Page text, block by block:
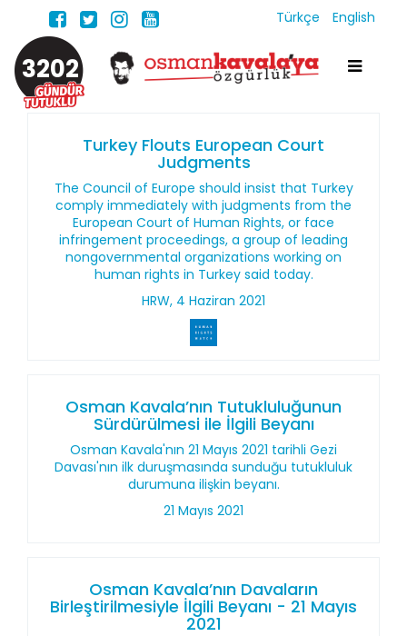
Türkçe English
3202
Turkey Flouts European Court
Judgments
The Council of Europe should insist that Turkey
comply immediately with judgments from the
European Court of Human Rights, or face
infringement proceedings, a group of leading
nongovernmental organizations working on
human rights in Turkey said today.
HRW, 4 Haziran 2021
Osman Kavala’nın Tutukluluğunun
Sürdürülmesi ile İlgili Beyanı
Osman Kavala'nın 21 Mayıs 2021 tarihli Gezi
Davası'nın ilk duruşmasında sunduğu tutukluluk
durumuna ilişkin beyanı.
21 Mayıs 2021
Osman Kavala’nın Davaların
Birleştirilmesiyle İlgili Beyanı - 21 Mayıs
2021